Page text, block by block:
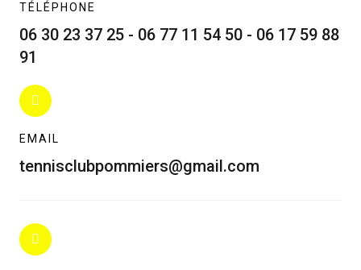
TÉLÉPHONE
06 30 23 37 25 - 06 77 11 54 50 - 06 17 59 88
91
EMAIL
tennisclubpommiers@gmail.com